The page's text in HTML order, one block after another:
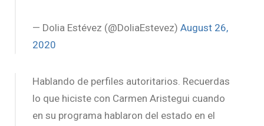
— Dolia Estévez (@DoliaEstevez) August 26,
2020
Hablando de perfiles autoritarios. Recuerdas
lo que hiciste con Carmen Aristegui cuando
en su programa hablaron del estado en el